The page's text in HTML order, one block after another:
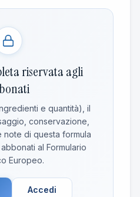
riservata agli
e quantità), il
conservazione,
di questa formula
al Formulario
Europeo.
Accedi